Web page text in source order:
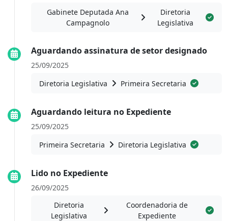
Gabinete Deputada Ana
Campagnolo
Diretoria
Legislativa
Aguardando assinatura de setor designado
25/09/2025
Diretoria Legislativa
Primeira Secretaria
Aguardando leitura no Expediente
25/09/2025
Primeira Secretaria
Diretoria Legislativa
Lido no Expediente
26/09/2025
Diretoria
Legislativa
Coordenadoria de
Expediente